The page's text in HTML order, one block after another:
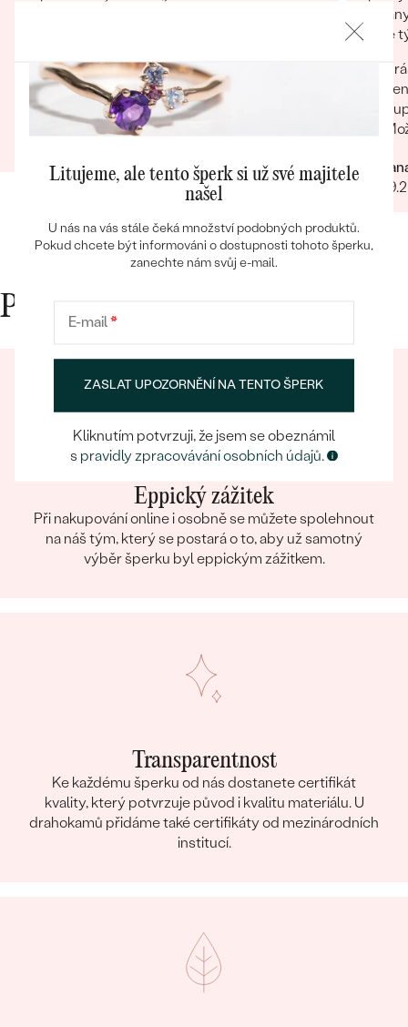
Bestsellery
OBJEVIT
milou a rýchlou komunikaci. Obchod nabízí
mnoho různých šperků. Veliké plus dávam i
za rýchle vyhotovení přívěsku.
co se týče vstřícného
Proč nakupovat v Eppi
Eppický zážitek
Při nakupování online i osobně se můžete spolehnout
na náš tým, který se postará o to, aby už samotný
výběr šperku byl eppickým zážitkem.
Transparentnost
Ke každému šperku od nás dostanete certifikát
kvality, který potvrzuje původ i kvalitu materiálu. U
drahokamů přidáme také certifikáty od mezinárodních
institucí.
Litujeme, ale tento šperk si už své majitele
našel
U nás na vás stále čeká množství podobných produktů.
Pokud chcete být informováni o dostupnosti tohoto šperku,
zanechte nám svůj e-mail.
E-mail*
ZASLAT UPOZORNĚNÍ NA TENTO ŠPERK
Kliknutím potvrzuji, že jsem se obeznámil
s pravidly zpracovávání osobních údajů.